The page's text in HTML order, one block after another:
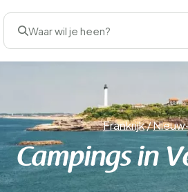
Waar wil je heen?
Frankrijk/
Campings in